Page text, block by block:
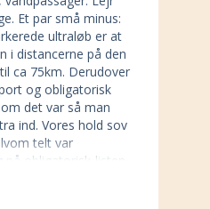
Et par små minus:
ultraløb er at
i distancerne på den
ca 75km. Derudover
og obligatorisk
det var så man
ind. Vores hold sov
telt var
på obligatorisk-listen
alt i alt pisse fed